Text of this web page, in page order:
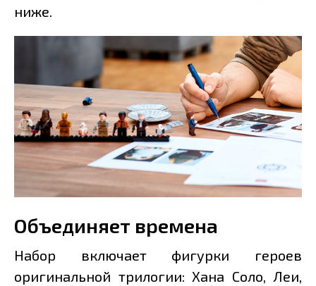
ниже.
Объединяет времена
Набор включает фигурки героев
оригинальной трилогии: Хана Соло, Леи,